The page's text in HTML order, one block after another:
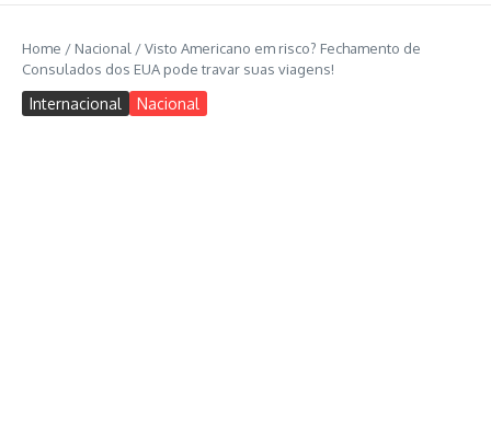
Home / Nacional /Visto Americano em risco? Fechamento de
Consulados dos EUA pode travar suas viagens!
Internacional Nacional